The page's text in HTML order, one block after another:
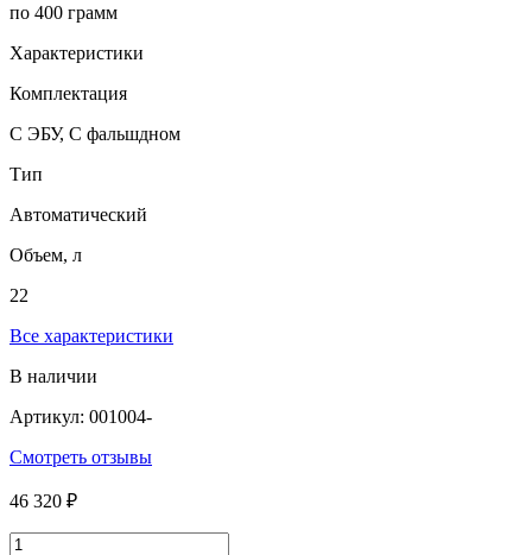
по 400 грамм
Характеристики
Комплектация
С ЭБУ, С фальшдном
Тип
Автоматический
Объем, л
22
Все характеристики
В наличии
Артикул: 001004-
Смотреть отзывы
46 320 ₽